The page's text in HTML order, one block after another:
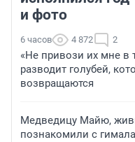
и фото
6 часов 4 872 2
«Не привози их мне в
разводит голубей,
возвращаются
Медведицу Майю,
познакомили с